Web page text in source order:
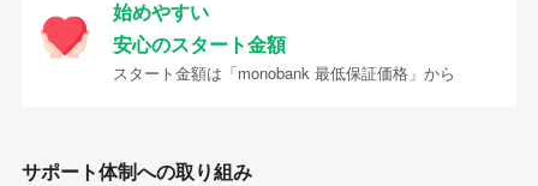
始めやすい
安心のスタート金額
スタート金額は「monobank 最低保証価格」から
サポート体制への取り組み